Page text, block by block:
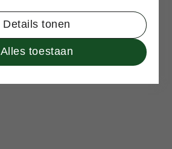
Details tonen
Alles toestaan